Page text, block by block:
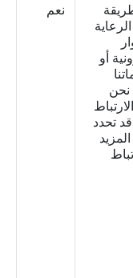
أو
نحن
قد تحدد
نعم